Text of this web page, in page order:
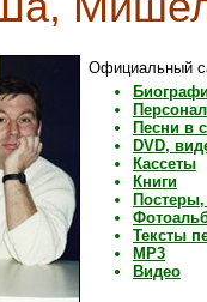
Официальный
Песни в
DVD,
Кассеты
Книги
Тексты
MP3
Видео